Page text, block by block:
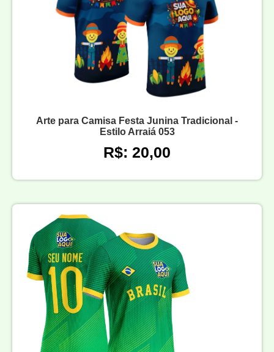
Arte para Camisa Festa Junina Tradicional -
Estilo Arraiá 053
R$: 20,00